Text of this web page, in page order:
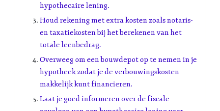
hypothecaire lening.
Houd rekening met extra kosten zoals notaris-
en taxatiekosten bij het berekenen van het
totale leenbedrag.
Overweeg om een bouwdepot op te nemen in je
hypotheek zodat je de verbouwingskosten
makkelijk kunt financieren.
Laat je goed informeren over de fiscale